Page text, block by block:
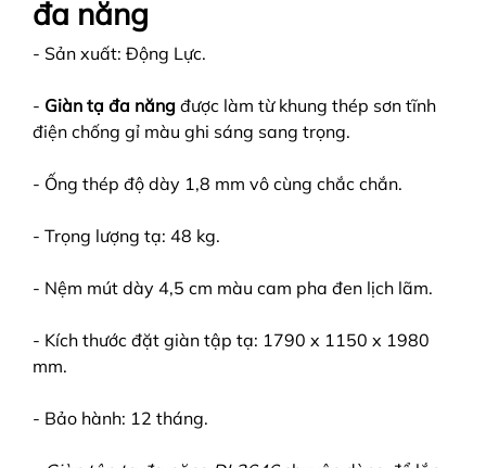
đa năng
- Sản xuất: Động Lực.
- Giàn tạ đa năng được làm từ khung thép sơn tĩnh
điện chống gỉ màu ghi sáng sang trọng.
- Ống thép độ dày 1,8 mm vô cùng chắc chắn.
- Trọng lượng tạ: 48 kg.
- Nệm mút dày 4,5 cm màu cam pha đen lịch lãm.
- Kích thước đặt giàn tập tạ: 1790 x 1150 x 1980
mm.
- Bảo hành: 12 tháng.